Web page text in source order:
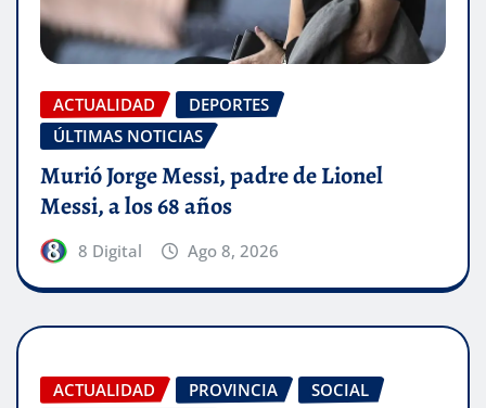
ACTUALIDAD
DEPORTES
ÚLTIMAS NOTICIAS
Murió Jorge Messi, padre de Lionel
Messi, a los 68 años
8 Digital Ago 8, 2026
ACTUALIDAD PROVINCIA
SOCIAL